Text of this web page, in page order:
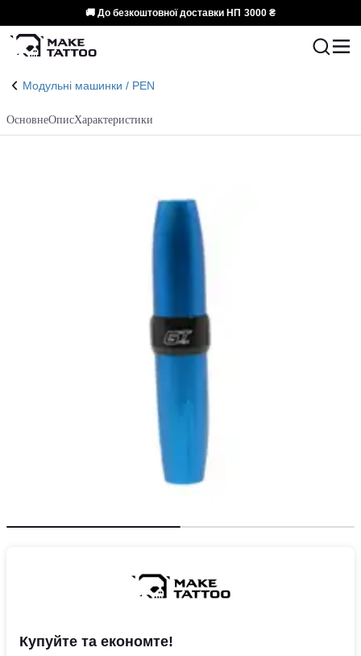
🚚 До безкоштовної доставки НП 3000 ₴
Модульні машинки / PEN
ОсновнеОписХарактеристики
Купуйте та економте!